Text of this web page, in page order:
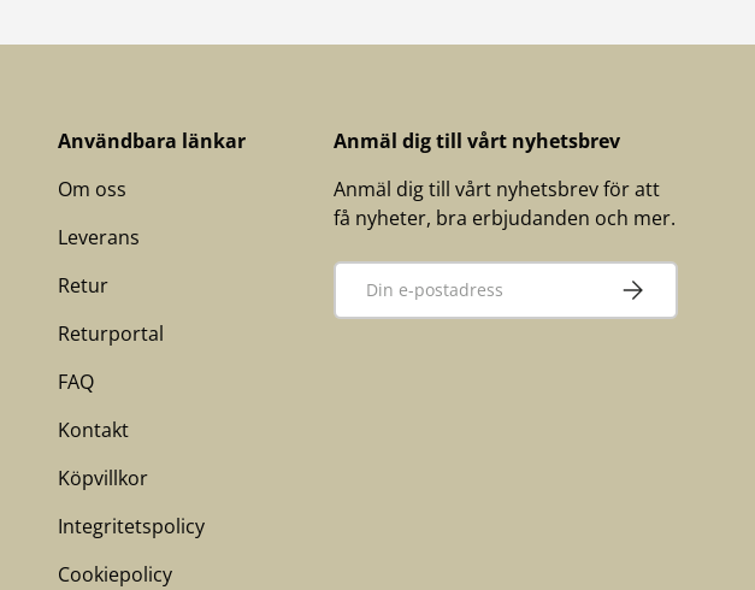
Användbara länkar
Om oss
Leverans
Retur
Returportal
FAQ
Kontakt
Köpvillkor
Integritetspolicy
Cookiepolicy
Anmäl dig till vårt nyhetsbrev
Anmäl dig till vårt nyhetsbrev för att
få nyheter, bra erbjudanden och mer.
PRENUMERERA